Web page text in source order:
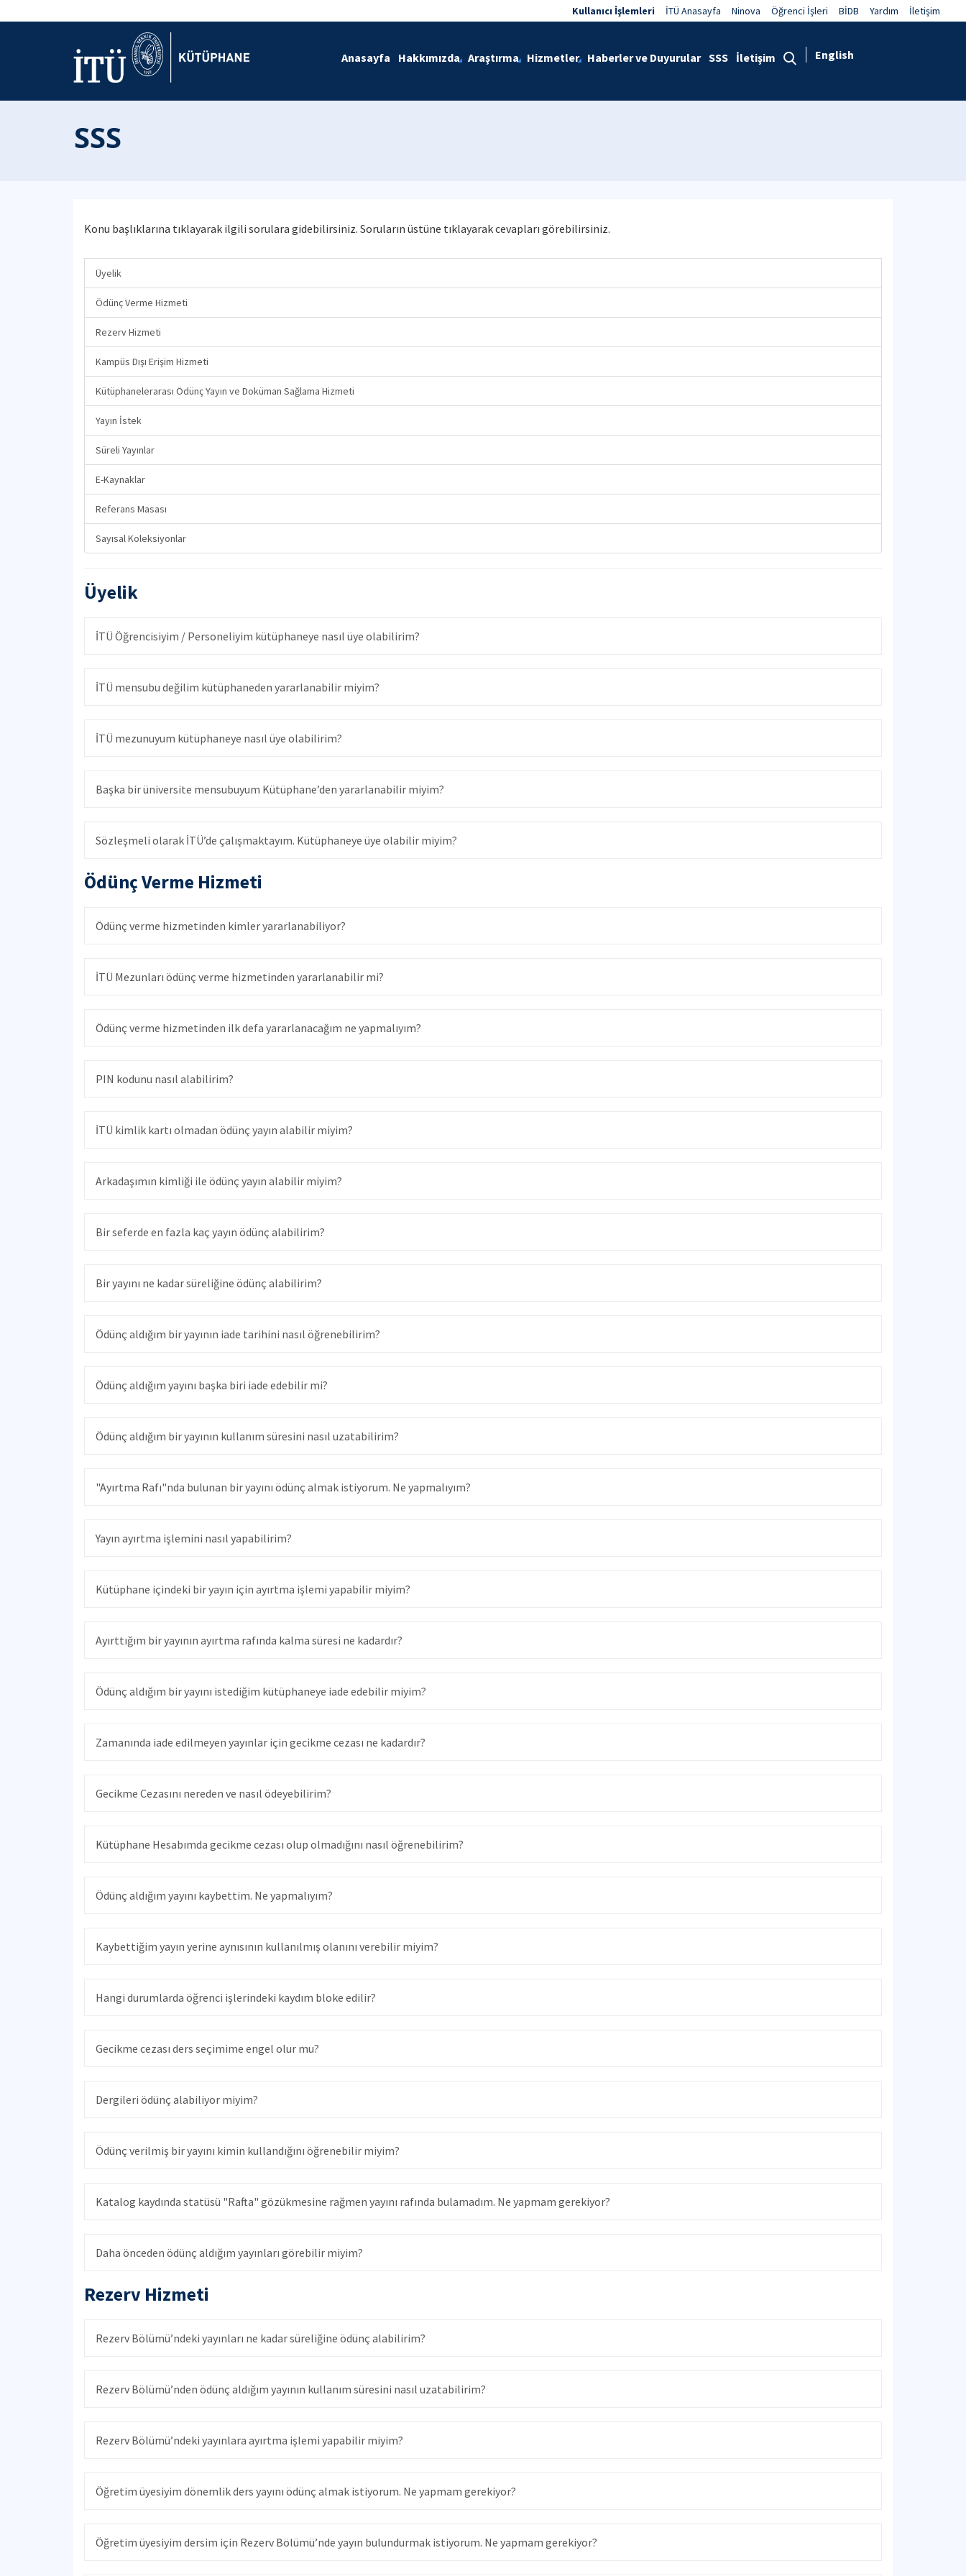
Kullanıcı İşlemleri İTÜ Anasayfa Ninova Öğrenci İşleri BİDB Yardım İletişim
Anasayfa Hakkımızda Araştırma Hizmetler Haberler ve Duyurular SSS İletişim English
SSS
Konu başlıklarına tıklayarak ilgili sorulara gidebilirsiniz. Soruların üstüne tıklayarak cevapları görebilirsiniz.
Üyelik
Ödünç Verme Hizmeti
Rezerv Hizmeti
Kampüs Dışı Erişim Hizmeti
Kütüphanelerarası Ödünç Yayın ve Doküman Sağlama Hizmeti
Yayın İstek
Süreli Yayınlar
E-Kaynaklar
Referans Masası
Sayısal Koleksiyonlar
Üyelik
İTÜ Öğrencisiyim / Personeliyim kütüphaneye nasıl üye olabilirim?
İTÜ mensubu değilim kütüphaneden yararlanabilir miyim?
İTÜ mezunuyum kütüphaneye nasıl üye olabilirim?
Başka bir üniversite mensubuyum Kütüphane’den yararlanabilir miyim?
Sözleşmeli olarak İTÜ’de çalışmaktayım. Kütüphaneye üye olabilir miyim?
Ödünç Verme Hizmeti
Ödünç verme hizmetinden kimler yararlanabiliyor?
İTÜ Mezunları ödünç verme hizmetinden yararlanabilir mi?
Ödünç verme hizmetinden ilk defa yararlanacağım ne yapmalıyım?
PIN kodunu nasıl alabilirim?
İTÜ kimlik kartı olmadan ödünç yayın alabilir miyim?
Arkadaşımın kimliği ile ödünç yayın alabilir miyim?
Bir seferde en fazla kaç yayın ödünç alabilirim?
Bir yayını ne kadar süreliğine ödünç alabilirim?
Ödünç aldığım bir yayının iade tarihini nasıl öğrenebilirim?
Ödünç aldığım yayını başka biri iade edebilir mi?
Ödünç aldığım bir yayının kullanım süresini nasıl uzatabilirim?
"Ayırtma Rafı"nda bulunan bir yayını ödünç almak istiyorum. Ne yapmalıyım?
Yayın ayırtma işlemini nasıl yapabilirim?
Kütüphane içindeki bir yayın için ayırtma işlemi yapabilir miyim?
Ayırttığım bir yayının ayırtma rafında kalma süresi ne kadardır?
Ödünç aldığım bir yayını istediğim kütüphaneye iade edebilir miyim?
Zamanında iade edilmeyen yayınlar için gecikme cezası ne kadardır?
Gecikme Cezasını nereden ve nasıl ödeyebilirim?
Kütüphane Hesabımda gecikme cezası olup olmadığını nasıl öğrenebilirim?
Ödünç aldığım yayını kaybettim. Ne yapmalıyım?
Kaybettiğim yayın yerine aynısının kullanılmış olanını verebilir miyim?
Hangi durumlarda öğrenci işlerindeki kaydım bloke edilir?
Gecikme cezası ders seçimime engel olur mu?
Dergileri ödünç alabiliyor miyim?
Ödünç verilmiş bir yayını kimin kullandığını öğrenebilir miyim?
Katalog kaydında statüsü "Rafta" gözükmesine rağmen yayını rafında bulamadım. Ne yapmam gerekiyor?
Daha önceden ödünç aldığım yayınları görebilir miyim?
Rezerv Hizmeti
Rezerv Bölümü’ndeki yayınları ne kadar süreliğine ödünç alabilirim?
Rezerv Bölümü’nden ödünç aldığım yayının kullanım süresini nasıl uzatabilirim?
Rezerv Bölümü’ndeki yayınlara ayırtma işlemi yapabilir miyim?
Öğretim üyesiyim dönemlik ders yayını ödünç almak istiyorum. Ne yapmam gerekiyor?
Öğretim üyesiyim dersim için Rezerv Bölümü’nde yayın bulundurmak istiyorum. Ne yapmam gerekiyor?